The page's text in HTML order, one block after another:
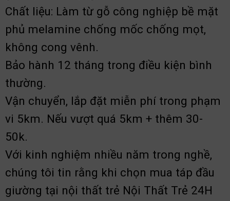
Chất liệu: Làm từ gỗ công nghiệp bề mặt
phủ melamine chống mốc chống mọt,
không cong vênh.
Bảo hành 12 tháng trong điều kiện bình
thường.
Vận chuyển, lắp đặt miễn phí trong phạm
vi 5km. Nếu vượt quá 5km + thêm 30-
50k.
Với kinh nghiệm nhiều năm trong nghề,
chúng tôi tin rằng khi chọn mua táp đầu
giường tại nội thất trẻ Nội Thất Trẻ 24H